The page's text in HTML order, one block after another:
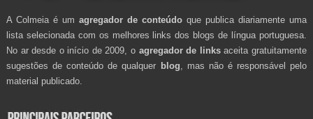
A Colmeia é um agregador de conteúdo que publica diariamente uma
lista selecionada com os melhores links dos blogs de língua portuguesa.
No ar desde o início de 2009, o agregador de linksaceita gratuitamente
sugestões de conteúdo de qualquer blog , mas não é responsável pelo
material publicado.